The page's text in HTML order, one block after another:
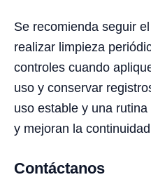
Se recomienda seguir
realizar limpieza
controles cuando
uso y conservar
uso estable y una
y mejoran la
Contáctanos